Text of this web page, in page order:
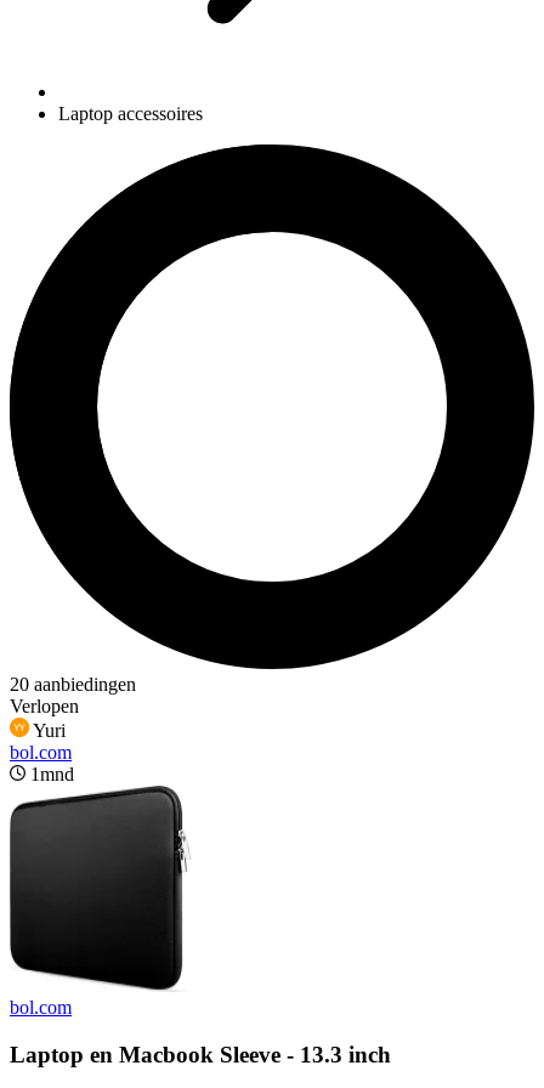
Laptop accessoires
20 aanbiedingen
Verlopen
Yuri
bol.com
1mnd
bol.com
Laptop en Macbook Sleeve - 13.3 inch